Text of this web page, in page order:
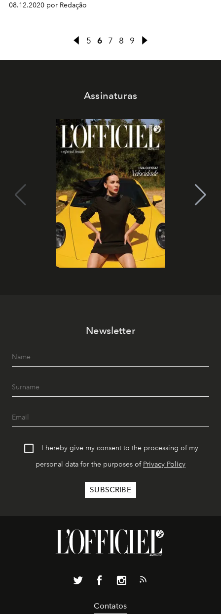
08.12.2020 por Redação
5 6 7 8 9
Assinaturas
Newsletter
I hereby give my consent to the processing of my
personal data for the purposes of Privacy Policy
Contatos